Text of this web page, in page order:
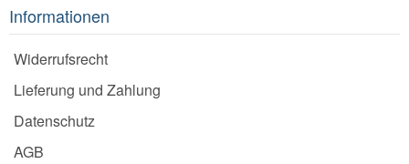
Informationen
Widerrufsrecht
Lieferung und Zahlung
Datenschutz
AGB